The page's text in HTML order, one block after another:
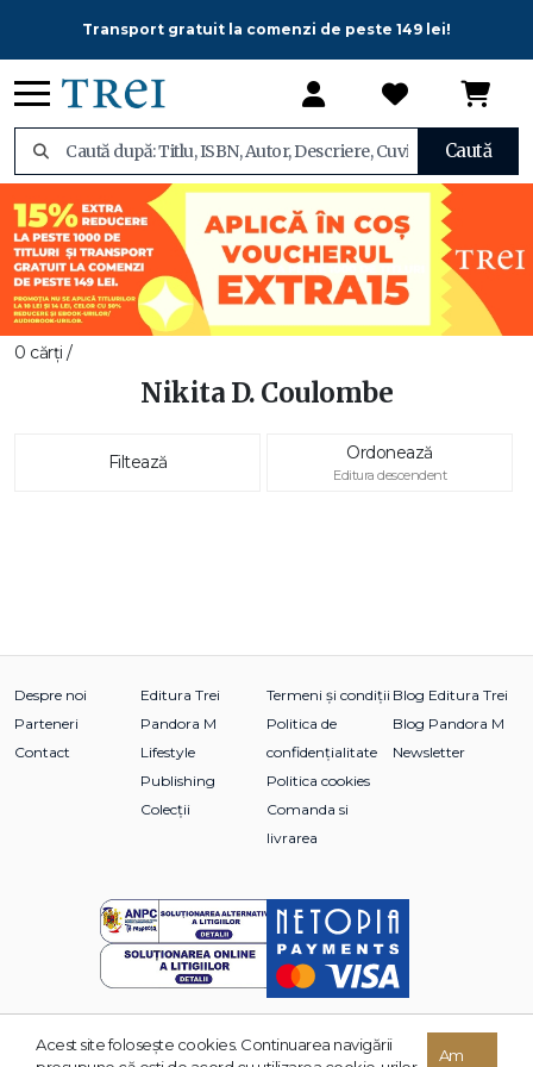
Transport gratuit la comenzi de peste 149 lei!
Caută
0 cărți /
Nikita D. Coulombe
Filtează Ordonează
Editura descendent
Despre noi
Parteneri
Contact
Editura Trei
Pandora M
Lifestyle
Publishing
Colecții
Termeni și condiții
Politica de
confidențialitate
Politica cookies
Comanda si
livrarea
Blog Editura Trei
Blog Pandora M
Newsletter
© 2026 Grupul Editorial TREI. Toate drepturile rezervate.
Acest site foloseşte cookies. Continuarea navigării
Am